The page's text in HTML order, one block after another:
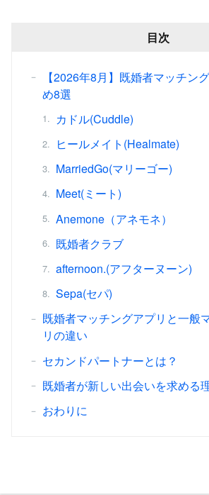
目次
【2026年8月】既婚者マッチン
め8選
カドル(Cuddle)
ヒールメイト(Healmate)
MarriedGo(マリーゴー)
Meet(ミート)
Anemone（アネモネ）
既婚者クラブ
afternoon.(アフターヌーン)
Sepa(セパ)
既婚者マッチングアプリと一般
リの違い
セカンドパートナーとは？
既婚者が新しい出会いを求める
おわりに